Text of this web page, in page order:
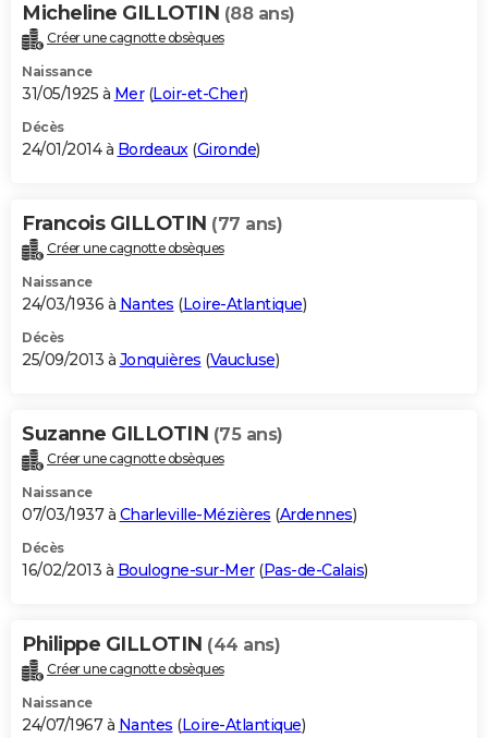
Micheline GILLOTIN (88 ans)
Créer une cagnotte obsèques
Naissance
31/05/1925 à Mer(Loir-et-Cher)
Décès
24/01/2014 à Bordeaux(Gironde)
Francois GILLOTIN (77 ans)
Créer une cagnotte obsèques
Naissance
24/03/1936 à Nantes (Loire-Atlantique)
Décès
25/09/2013 à Jonquières (Vaucluse)
Suzanne GILLOTIN (75 ans)
Créer une cagnotte obsèques
Naissance
07/03/1937 à Charleville-Mézières (Ardennes)
Décès
16/02/2013 à Boulogne-sur-Mer(Pas-de-Calais)
Philippe GILLOTIN (44 ans)
Créer une cagnotte obsèques
Naissance
24/07/1967 à Nantes (Loire-Atlantique)